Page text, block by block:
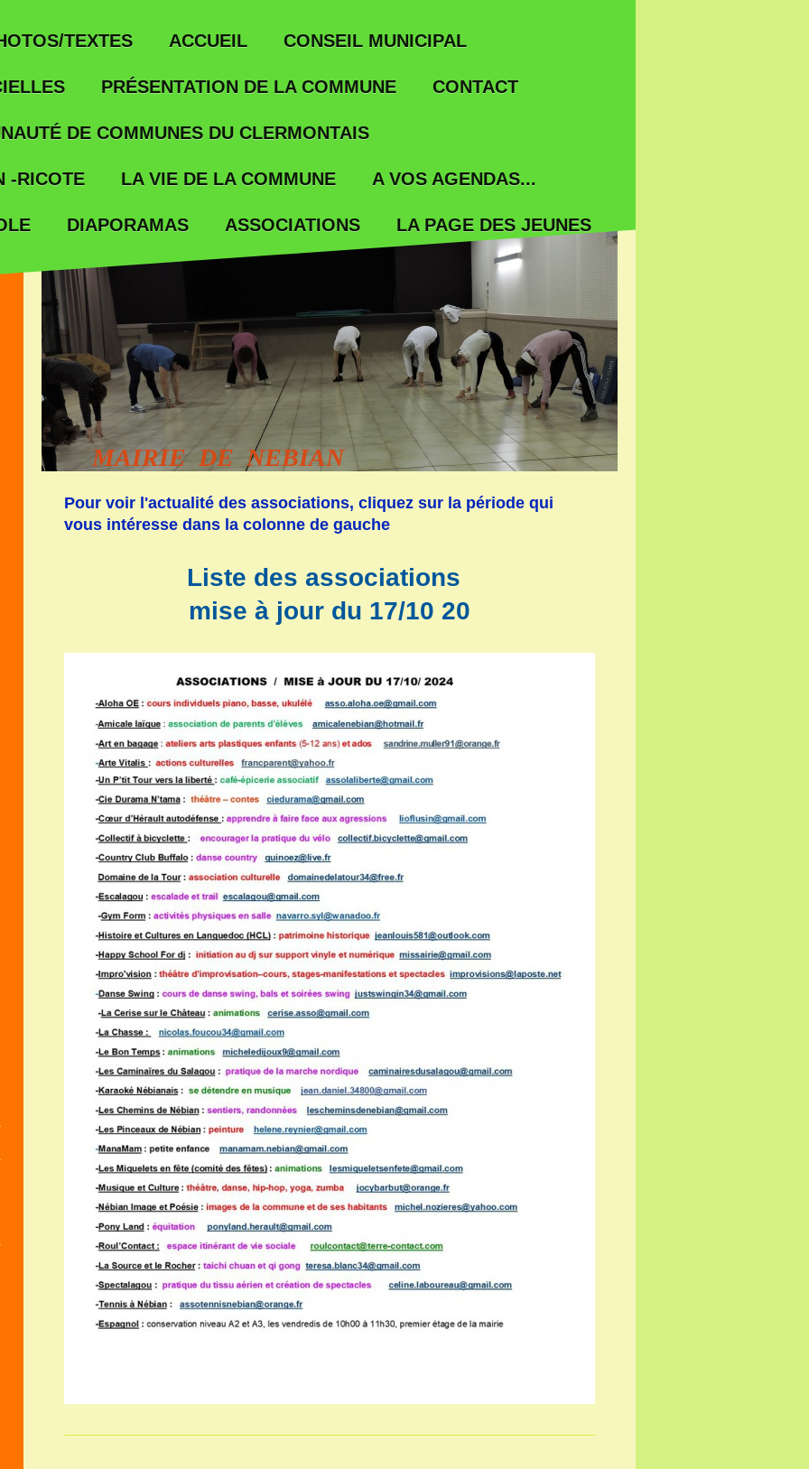
TEXTES ACCUEIL CONSEIL MUNICIPAL
PRÉSENTATION DE LA COMMUNE CONTACT
DE COMMUNES DU CLERMONTAIS
-RICOTE LA VIE DE LA COMMUNE A VOS AGENDAS...
DIAPORAMAS ASSOCIATIONS LA PAGE DES JEUNES
MAIRIE DE NEBIAN
Pour voir l'actualité des associations, cliquez sur la période qui
vous intéresse dans la colonne de gauche
Liste des associations
mise à jour du 17/10 20